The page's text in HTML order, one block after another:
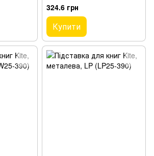
324.6 грн
Купити